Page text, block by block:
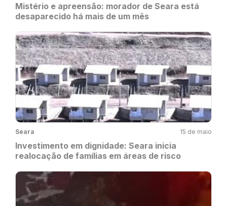
Mistério e apreensão: morador de Seara está
desaparecido há mais de um mês
Seara 15 de maio
Investimento em dignidade: Seara inicia
realocação de famílias em áreas de risco